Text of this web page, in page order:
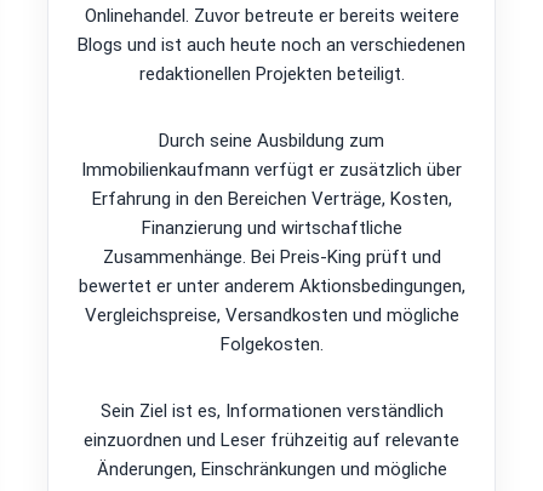
Onlinehandel. Zuvor betreute er bereits weitere
Blogs und ist auch heute noch an verschiedenen
redaktionellen Projekten beteiligt.
Durch seine Ausbildung zum
Immobilienkaufmann verfügt er zusätzlich über
Erfahrung in den Bereichen Verträge, Kosten,
Finanzierung und wirtschaftliche
Zusammenhänge. Bei Preis-King prüft und
bewertet er unter anderem Aktionsbedingungen,
Vergleichspreise, Versandkosten und mögliche
Folgekosten.
Sein Ziel ist es, Informationen verständlich
einzuordnen und Leser frühzeitig auf relevante
Änderungen, Einschränkungen und mögliche